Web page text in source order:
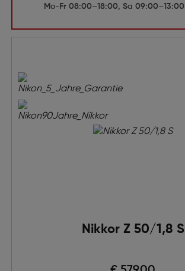
Mo-Fr 08:00–18:00, Sa 09:00–13:00
Nikkor Z 50/1,8 S